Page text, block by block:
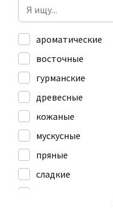
ароматические
восточные
гурманские
древесные
кожаные
мускусные
пряные
сладкие